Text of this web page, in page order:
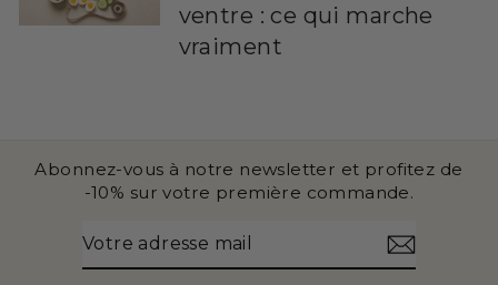
ventre : ce qui marche
vraiment
Abonnez-vous à notre newsletter et profitez de
-10% sur votre première commande.
ADRESSE